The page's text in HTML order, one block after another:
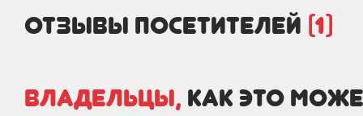
отзывы посетителей (1)
Владельцы, как это